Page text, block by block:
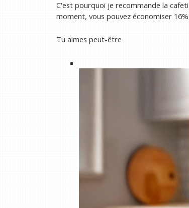
C'est pourquoi je recommande la
moment, vous pouvez économiser
Tu aimes peut-être